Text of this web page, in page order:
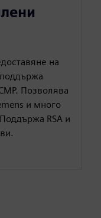
на
Позволява
и много
RSA и